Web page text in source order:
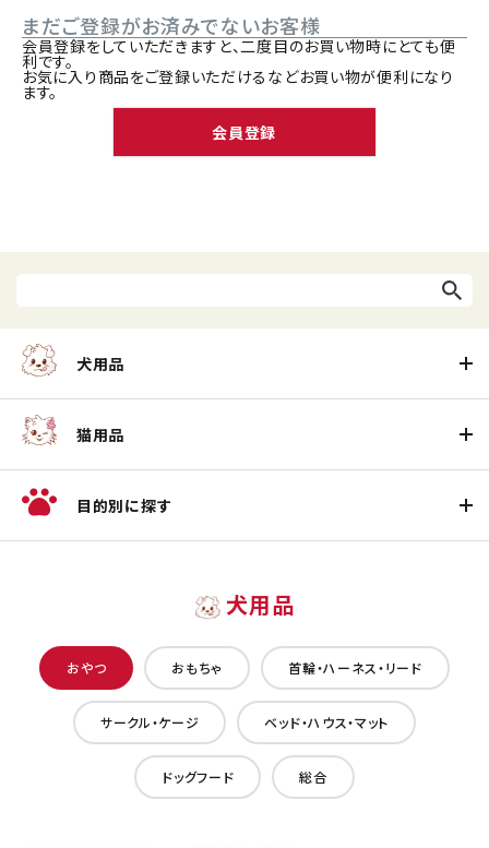
まだご登録がお済みでないお客様
会員登録をしていただきますと、二度目のお買い物時にとても便
利です。
お気に入り商品をご登録いただけるなどお買い物が便利になり
ます。
会員登録
犬用品
猫用品
目的別に探す
犬用品
おやつ おもちゃ 首輪・ハーネス・リード
サークル・ケージ ベッド・ハウス・マット
ドッグフード 総合